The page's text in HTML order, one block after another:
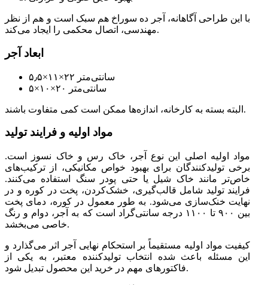
با این طراحی آگاهانه، آجر ده سوراخ هم سبک است و هم از نظر
مهندسی، اتصال محکمی را ایجاد می‌کند.
ابعاد آجر
۵٫۵×۱۱×۲۲ سانتی‌متر
۵×۱۰×۲۰ سانتی‌متر
البته بسته به کارخانه، اندازه‌ها ممکن است کمی متفاوت باشند.
مواد اولیه و فرایند تولید
مواد اولیه اصلی این نوع آجر، خاک رس و خاک نسوز است.
برخی تولیدکنندگان برای بهبود خواص مکانیکی، از ترکیب‌های
خاص‌تر مانند خاک شیل یا حتی پودر سنگ استفاده می‌کنند.
فرایند تولید شامل قالب‌گیری، خشک‌کردن، پخت در کوره و در
نهایت خنک‌سازی می‌شود. به طور معمول در کوره، دمای پخت
بین ۹۰۰ تا ۱۱۰۰ درجه سانتی‌گراد است که به آجر، دوام و رنگ
خاصی می‌بخشد.
کیفیت مواد اولیه مستقیماً بر استحکام نهایی آجر اثر می‌گذارد و
این مسئله باعث شده انتخاب تولیدکننده معتبر، به یکی از
فاکتورهای مهم در خرید این محصول تبدیل شود.